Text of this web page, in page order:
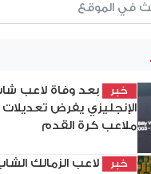
خبر
بعد وفاة لاعب
الإنجليزي يفرض
ملاعب كرة القدم
خبر
لاعب الزمالك